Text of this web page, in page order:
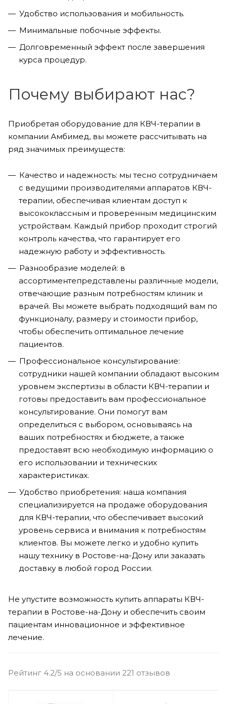
Удобство использования и мобильность.
Минимальные побочные эффекты.
Долговременный эффект после завершения
курса процедур.
Почему выбирают нас?
Приобретая оборудование для КВЧ-терапии в
компании Амбимед, вы можете рассчитывать на
ряд значимых преимуществ:
Качество и надежность: мы тесно сотрудничаем
с ведущими производителями аппаратов КВЧ-
терапии, обеспечивая клиентам доступ к
высококлассным и проверенным медицинским
устройствам. Каждый прибор проходит строгий
контроль качества, что гарантирует его
надежную работу и эффективность.
Разнообразие моделей: в
ассортиментепредставлены различные модели,
отвечающие разным потребностям клиник и
врачей. Вы можете выбрать подходящий вам по
функционалу, размеру и стоимости прибор,
чтобы обеспечить оптимальное лечение
пациентов.
Профессиональное консультирование:
сотрудники нашей компании обладают высоким
уровнем экспертизы в области КВЧ-терапии и
готовы предоставить вам профессиональное
консультирование. Они помогут вам
определиться с выбором, основываясь на
ваших потребностях и бюджете, а также
предоставят всю необходимую информацию о
его использовании и технических
характеристиках.
Удобство приобретения: наша компания
специализируется на продаже оборудования
для КВЧ-терапии, что обеспечивает высокий
уровень сервиса и внимания к потребностям
клиентов. Вы можете легко и удобно купить
нашу технику в Ростове-на-Дону или заказать
доставку в любой город России.
Не упустите возможность купить аппараты КВЧ-
терапии в Ростове-на-Дону и обеспечить своим
пациентам инновационное и эффективное
лечение.
Рейтинг 4.2/5 на основании 221 отзывов